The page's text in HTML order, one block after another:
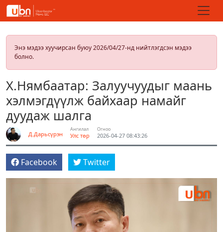
Энэ мэдээ хуучирсан буюу 2026/04/27-нд нийтлэгдсэн мэдээ
болно.
Х.Нямбаатар: Залуучуудыг маань
хэлмэгдүүлж байхаар намайг
дуудаж шалга
Д.Дарьсүрэн
Ангилал
Улс төр
Огноо
2026-04-27 08:43:26
Facebook Twitter